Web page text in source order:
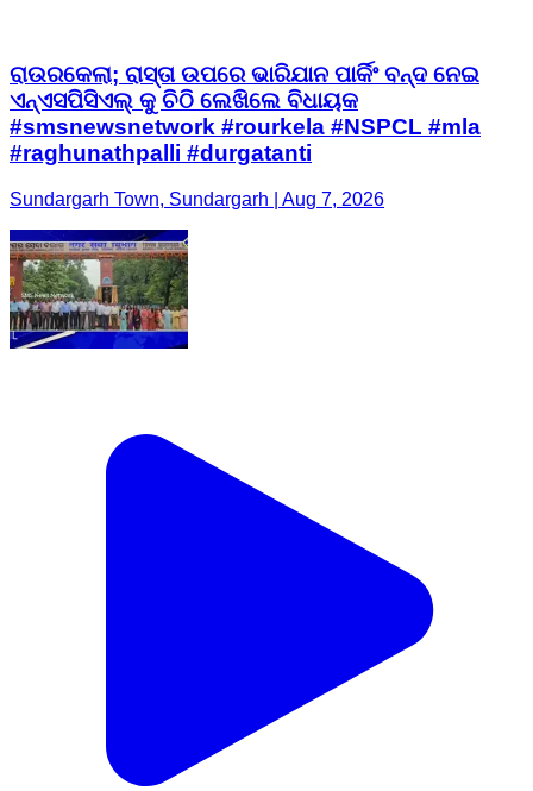
ରାଉରକେଲା; ରାସ୍ତା ଉପରେ ଭାରିଯାନ ପାର୍କିଂ ବନ୍ଦ ନେଇ
ଏନ୍ଏସପିସିଏଲ୍ କୁ ଚିଠି ଲେଖିଲେ ବିଧାୟକ
#smsnewsnetwork #rourkela #NSPCL #mla
#raghunathpalli #durgatanti
Sundargarh Town, Sundargarh | Aug 7, 2026